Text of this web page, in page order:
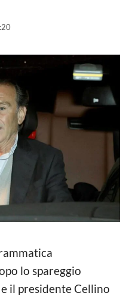
lo spareggio
il presidente Cellino